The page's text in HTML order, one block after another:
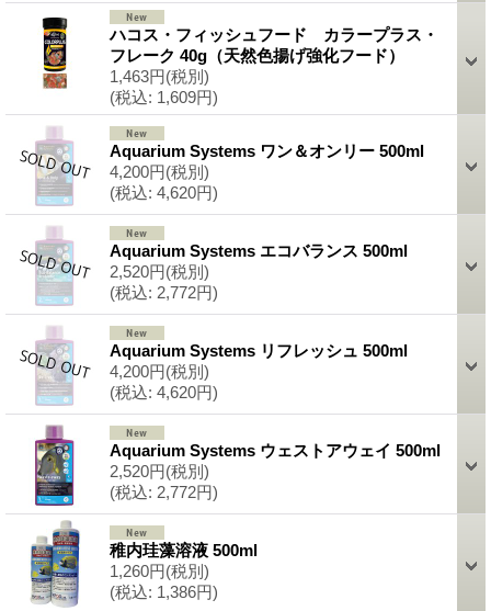
ハコス・フィッシュフード カラープラス・
フレーク 40g（天然色揚げ強化フード）
1,463円(税別)
(税込: 1,609円)
Aquarium Systems ワン＆オンリー 500ml
4,200円(税別)
(税込: 4,620円)
Aquarium Systems エコバランス 500ml
2,520円(税別)
(税込: 2,772円)
Aquarium Systems リフレッシュ 500ml
4,200円(税別)
(税込: 4,620円)
Aquarium Systems ウェストアウェイ 500ml
2,520円(税別)
(税込: 2,772円)
稚内珪藻溶液 500ml
1,260円(税別)
(税込: 1,386円)